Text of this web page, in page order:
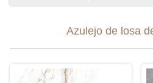
Azulejo de losa